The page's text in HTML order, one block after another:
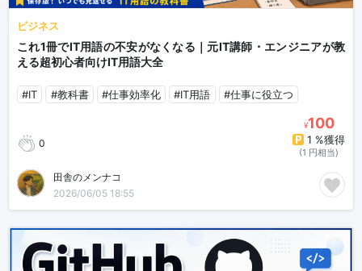
ビジネス
これ1冊でIT用語の不安がなくなる｜元IT講師・エンジニアが教
える超初心者向けIT用語大全
#IT #教科書 #仕事効率化 #IT用語 #仕事に役立つ
0
¥100
1 %獲得
(1 円相当)
田舎のメンナコ
2026/06/05 18:55